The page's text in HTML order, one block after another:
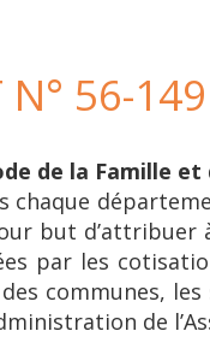
N° 56-
de la Famille et
chaque
but d’attribuer
par les
communes,
de